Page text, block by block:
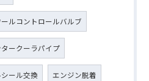
ルコントロールバルブ
ークーラパイプ
ール交換 エンジン脱着